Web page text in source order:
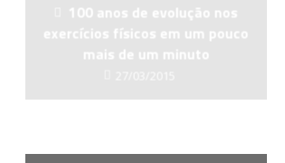
100 anos de evolução nos
exercícios físicos em um pouco
mais de um minuto